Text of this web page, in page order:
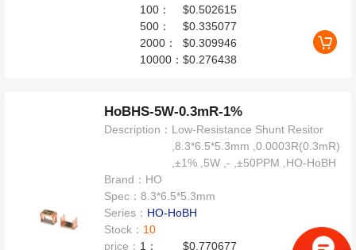
100：
$0.502615
500：
$0.335077
2000：
$0.309946
10000：$0.276438
HoBHS-5W-0.3mR-1%
Description： Low-Resistance Shunt Resitor
,8.3*6.5*5.3mm ,0.0003R(0.3mR)
,±1% ,5W ,- ,±50PPM ,HO-HoBH
Brand： HO
Spec：8.3*6.5*5.3mm
Series： HO-HoBH
Stock： 10
price： 1：
$0.770677